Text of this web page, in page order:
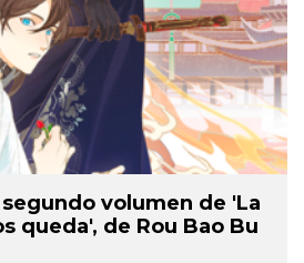
volumen de 'La
queda', de Rou Bao Bu